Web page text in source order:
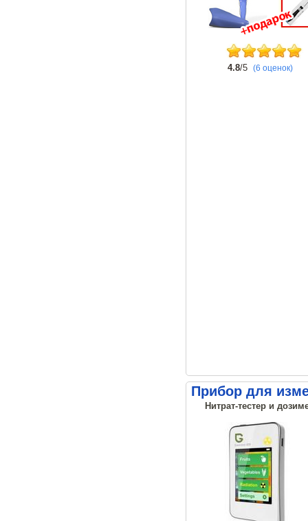
4.8/5 (6 оценок)
Прибор для
Нитрат-тестер и